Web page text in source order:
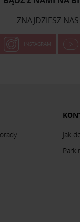
ZNAJDZIESZ
INSTAGRAM
Jak